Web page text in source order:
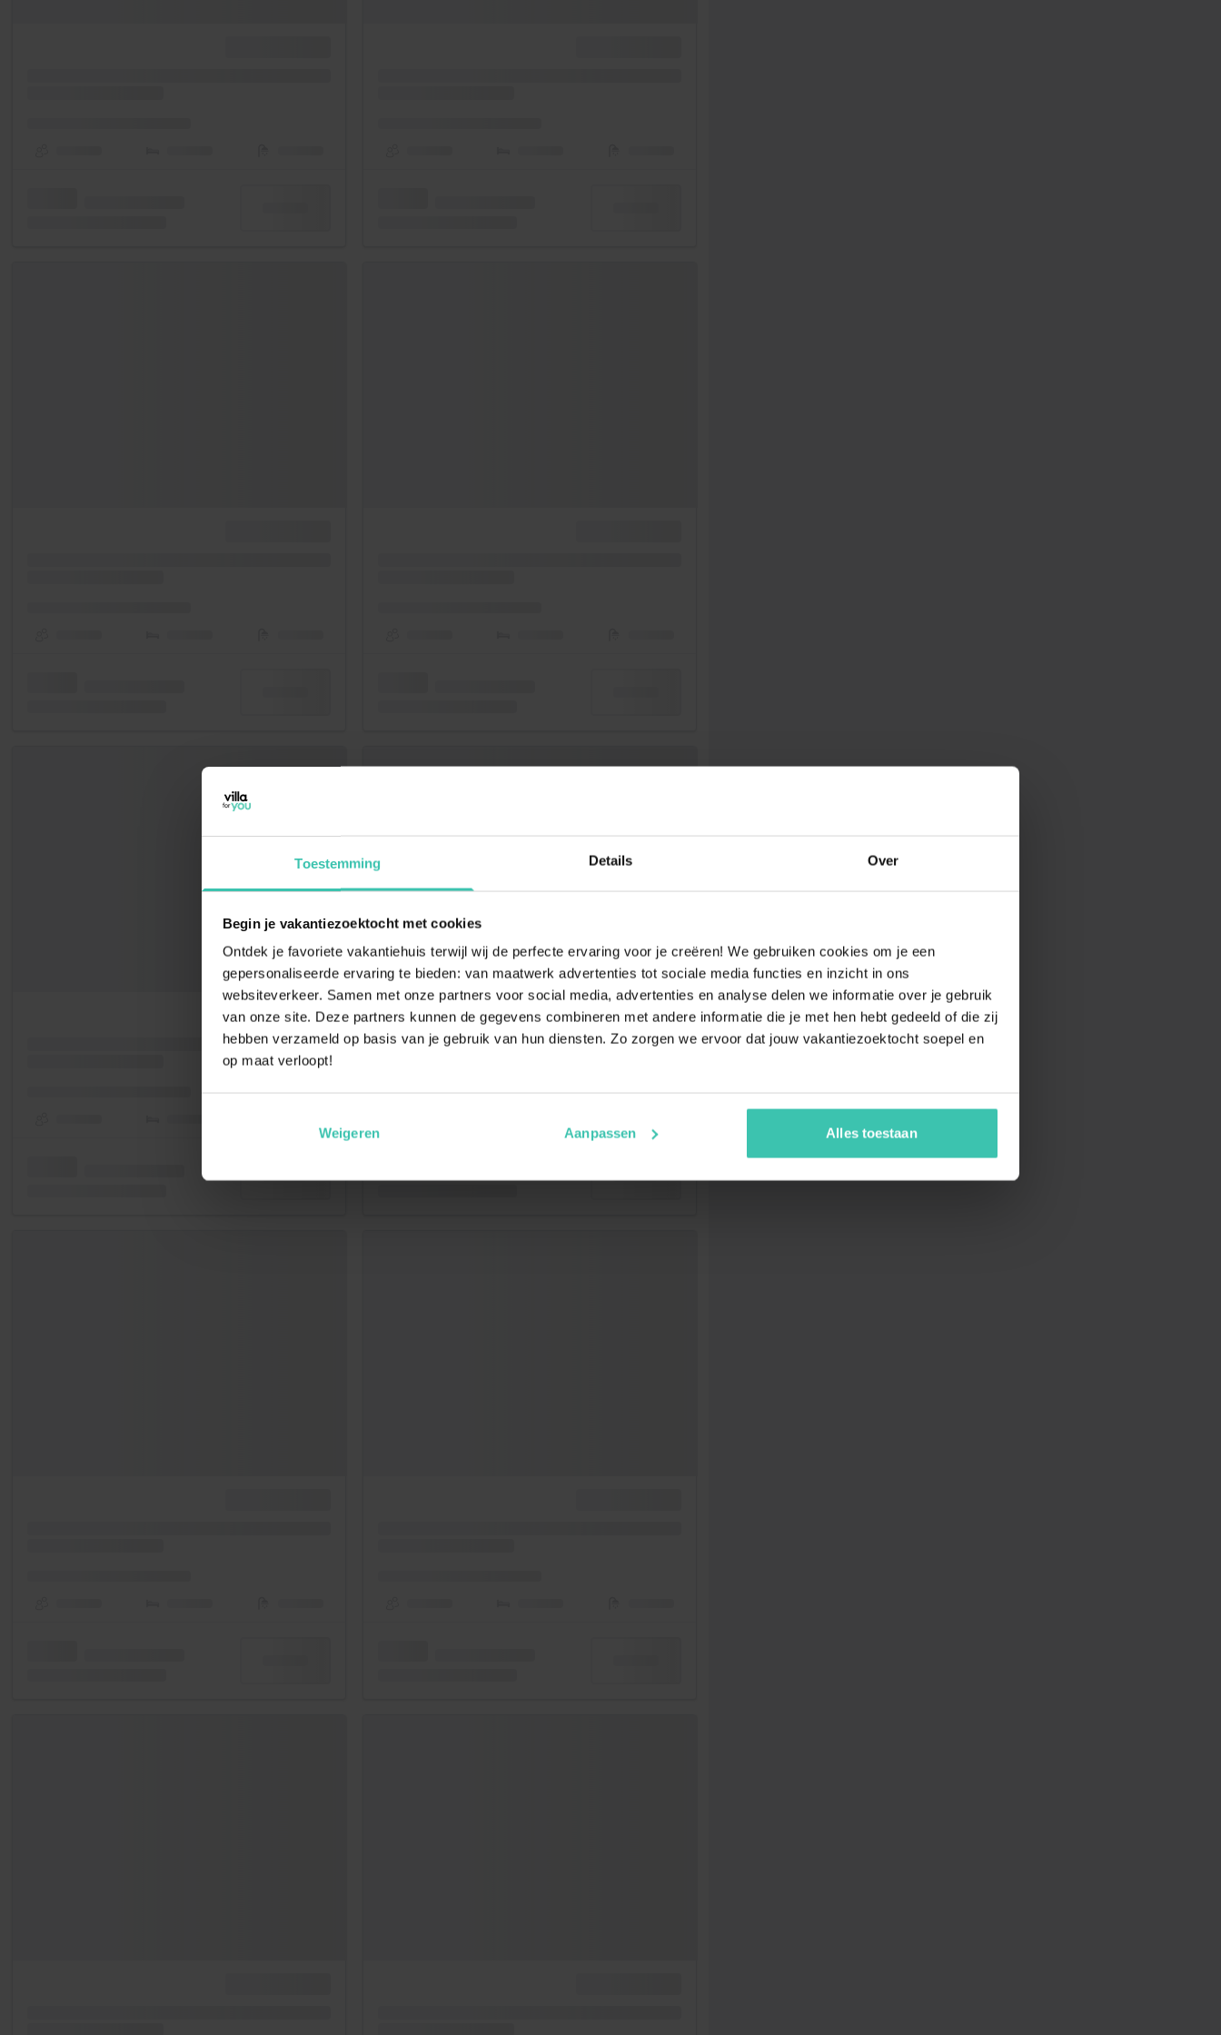
Toestemming Details Over
Begin je vakantiezoektocht met cookies
Ontdek je favoriete vakantiehuis terwijl wij de perfecte ervaring voor je creëren! We gebruiken cookies om je een
gepersonaliseerde ervaring te bieden: van maatwerk advertenties tot sociale media functies en inzicht in ons
websiteverkeer. Samen met onze partners voor social media, advertenties en analyse delen we informatie over je gebruik
van onze site. Deze partners kunnen de gegevens combineren met andere informatie die je met hen hebt gedeeld of die zij
hebben verzameld op basis van je gebruik van hun diensten. Zo zorgen we ervoor dat jouw vakantiezoektocht soepel en
op maat verloopt!
Weigeren Aanpassen Alles toestaan